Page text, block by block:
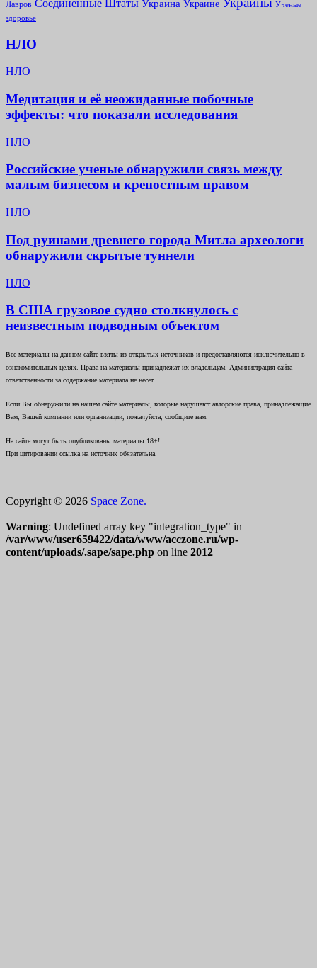
Лавров Соединенные Штаты Украина Украине
Ученые
здоровье
НЛО
НЛО
Медитация и её неожиданные побочные
эффекты: что показали исследования
НЛО
Российские ученые обнаружили связь между
малым бизнесом и крепостным правом
НЛО
Под руинами древнего города Митла археологи
обнаружили скрытые туннели
НЛО
В США грузовое судно столкнулось с
неизвестным подводным объектом
Все материалы на данном сайте взяты из открытых источников и предоставляются исключительно в
ознакомительных целях. Права на материалы принадлежат их владельцам. Администрация сайта
ответственности за содержание материала не несет.
Если Вы обнаружили на нашем сайте материалы, которые нарушают авторские права, принадлежащие
Вам, Вашей компании или организации, пожалуйста, сообщите нам.
На сайте могут быть опубликованы материалы 18+!
При цитировании ссылка на источник обязательна.
Copyright © 2026 Space Zone.
Warning: Undefined array key "integration_type" in
/var/www/user659422/data/www/acczone.ru/wp-
content/uploads/.sape/sape.php on line 2012